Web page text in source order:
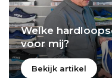
Welke
voor mij?
Bekijk artikel